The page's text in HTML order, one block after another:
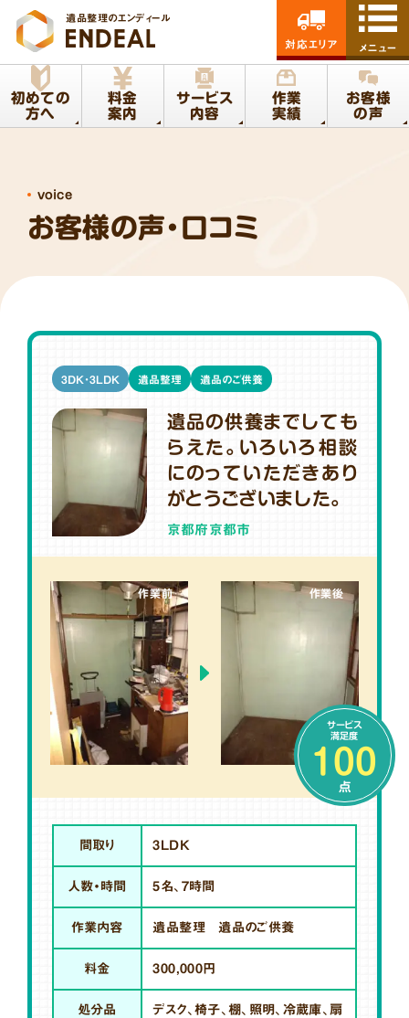
遺品整理のエンディール
初めての
方へ
料金
案内
サービス
内容
作業
実績
お客様
の声
対応エリア メニュー
お客様の声・口コミ
voice
遺品の供養までしても
らえた。いろいろ相談
にのっていただきあり
がとうございました。
京都府京都市
3DK・3LDK 遺品整理 遺品のご供養
作業前 作業後
サービス
満足度
100
点
間取り 3LDK
人数・時間 5名、7時間
作業内容 遺品整理 遺品のご供養
料金 300,000円
処分品
デスク、椅子、棚、照明、冷蔵庫、扇